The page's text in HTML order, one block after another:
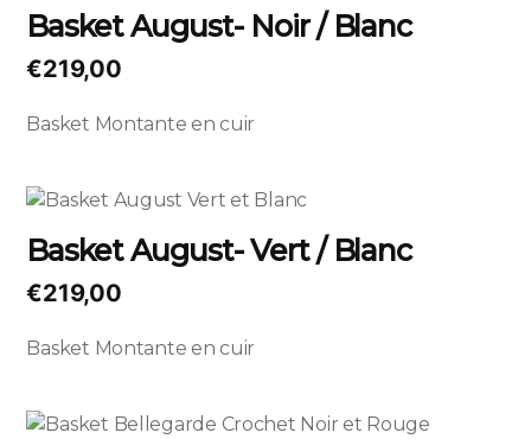
sur
la
du
Basket August- Noir / Blanc
€219,00
Basket Montante en cuir
a
plusieurs
variations.
Les
être
sur
la
du
Basket August- Vert / Blanc
€219,00
Basket Montante en cuir
Ce
a
plusieurs
variations.
Les
être
Ce